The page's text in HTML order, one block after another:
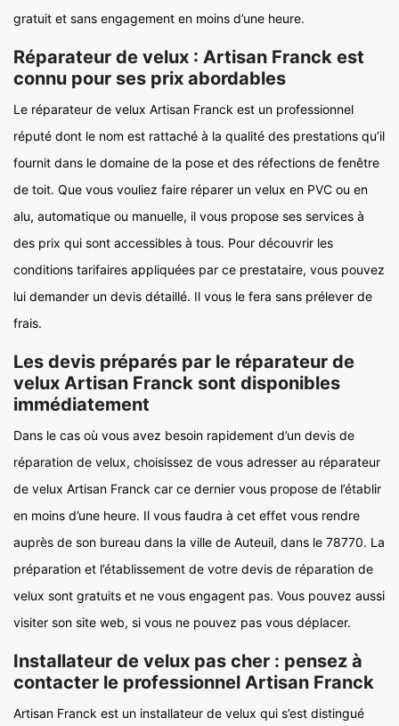
gratuit et sans engagement en moins d’une heure.
Réparateur de velux : Artisan Franck est
connu pour ses prix abordables
Le réparateur de velux Artisan Franck est un professionnel
réputé dont le nom est rattaché à la qualité des prestations qu’il
fournit dans le domaine de la pose et des réfections de fenêtre
de toit. Que vous vouliez faire réparer un velux en PVC ou en
alu, automatique ou manuelle, il vous propose ses services à
des prix qui sont accessibles à tous. Pour découvrir les
conditions tarifaires appliquées par ce prestataire, vous pouvez
lui demander un devis détaillé. Il vous le fera sans prélever de
frais.
Les devis préparés par le réparateur de
velux Artisan Franck sont disponibles
immédiatement
Dans le cas où vous avez besoin rapidement d’un devis de
réparation de velux, choisissez de vous adresser au réparateur
de velux Artisan Franck car ce dernier vous propose de l’établir
en moins d’une heure. Il vous faudra à cet effet vous rendre
auprès de son bureau dans la ville de Auteuil, dans le 78770. La
préparation et l’établissement de votre devis de réparation de
velux sont gratuits et ne vous engagent pas. Vous pouvez aussi
visiter son site web, si vous ne pouvez pas vous déplacer.
Installateur de velux pas cher : pensez à
contacter le professionnel Artisan Franck
Artisan Franck est un installateur de velux qui s’est distingué